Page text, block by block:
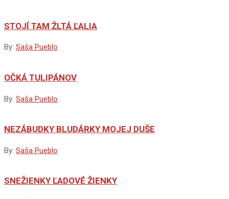
STOJÍ TAM ŽLTÁ ĽALIA
By: Saša Pueblo
OČKÁ TULIPÁNOV
By: Saša Pueblo
NEZÁBUDKY BLUDÁRKY MOJEJ DUŠE
By: Saša Pueblo
SNEŽIENKY ĽADOVÉ ŽIENKY